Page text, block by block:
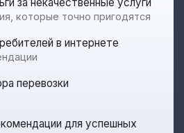
которые точно пригодятся
в интернете
перевозки
для успешных